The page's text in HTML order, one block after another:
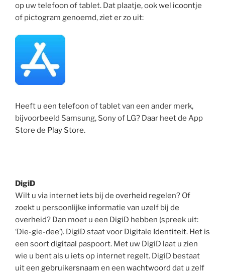
op uw telefoon of tablet. Dat plaatje, ook wel icoontje
of pictogram genoemd, ziet er zo uit:
Heeft u een telefoon of tablet van een ander merk,
bijvoorbeeld Samsung, Sony of LG? Daar heet de App
Store de Play Store.
DigiD
Wilt u via internet iets bij de overheid regelen? Of
zoekt u persoonlijke informatie van uzelf bij de
overheid? Dan moet u een DigiD hebben (spreek uit:
‘Die-gie-dee’). DigiD staat voor Digitale Identiteit. Het is
een soortdigitaal paspoort. Met uw DigiD laat u zien
wie u bent als u iets op internet regelt. DigiD bestaat
uit een gebruikersnaam en een wachtwoord dat u zelf